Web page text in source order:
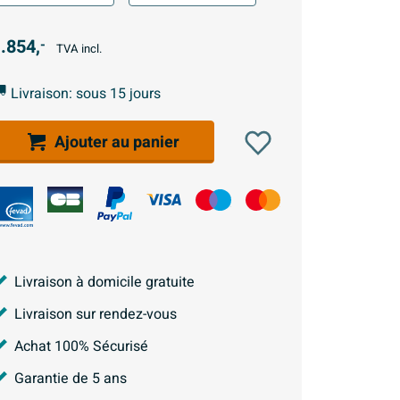
- TVA incl.
Livraison: sous 15 jours
Ajouter au panier
Livraison à domicile gratuite
Livraison sur rendez-vous
Achat 100% Sécurisé
Garantie de 5 ans